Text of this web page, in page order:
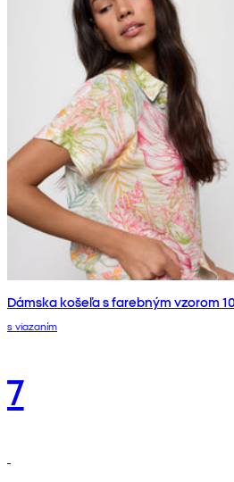
Dámska košeľa s farebným vzorom
s viazaním
7